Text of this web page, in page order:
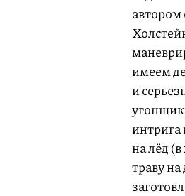
автором
имеем
и
интрига
на лёд
траву